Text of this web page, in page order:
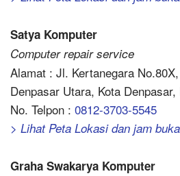
Satya Komputer
Computer repair service
Alamat : Jl. Kertanegara
Denpasar Utara, Kota
No. Telpon : 0812-3703-5545
> Lihat Peta Lokasi dan jam
Graha Swakarya Komputer